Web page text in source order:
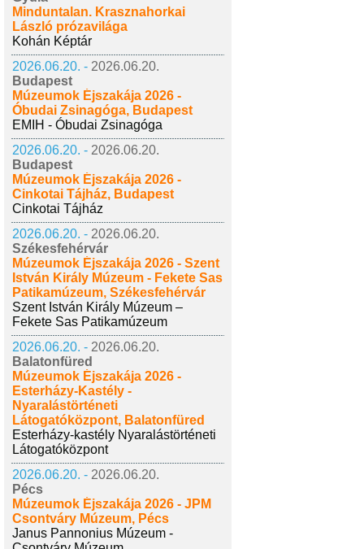
Minduntalan. Krasznahorkai
László prózavilága
Kohán Képtár
2026.06.20. - 2026.06.20.
Budapest
Múzeumok Éjszakája 2026 -
Óbudai Zsinagóga, Budapest
EMIH - Óbudai Zsinagóga
2026.06.20. - 2026.06.20.
Budapest
Múzeumok Éjszakája 2026 -
Cinkotai Tájház, Budapest
Cinkotai Tájház
2026.06.20. - 2026.06.20.
Székesfehérvár
Múzeumok Éjszakája 2026 - Szent
István Király Múzeum - Fekete Sas
Patikamúzeum, Székesfehérvár
Szent István Király Múzeum –
Fekete Sas Patikamúzeum
2026.06.20. - 2026.06.20.
Balatonfüred
Múzeumok Éjszakája 2026 -
Esterházy-Kastély -
Nyaralástörténeti
Látogatóközpont, Balatonfüred
Esterházy-kastély Nyaralástörténeti
Látogatóközpont
2026.06.20. - 2026.06.20.
Pécs
Múzeumok Éjszakája 2026 - JPM
Csontváry Múzeum, Pécs
Janus Pannonius Múzeum -